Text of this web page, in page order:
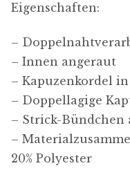
Eigenschaften:
–
– Innen angeraut
– Kapuzenkordel
– Doppellagige
– Strick-Bündchen
–
20% Polyester